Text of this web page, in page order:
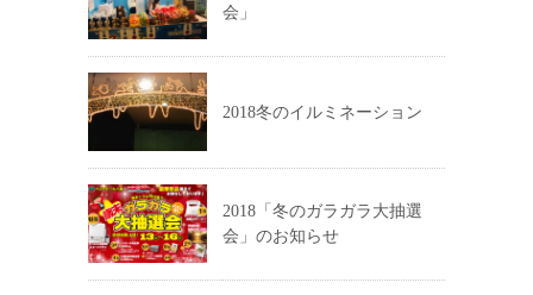
会」
2018冬のイルミネーション
2018「冬のガラガラ大抽選
会」のお知らせ